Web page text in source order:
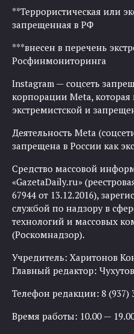
**Террористическая или
запрещенная в РФ
***внесен в перечень
Росфинмониторинга
Instagram — соцсеть
корпорации Meta, которая
экстремистской и
Деятельность Meta
запрещена в России как
Средство массовой
«GazetaDaily.ru»
67944 от 13.12.2016),
службой по надзору в
технологий и массовых
(Роскомнадзор).
Учредитель: Харитонов
Главный редактор:
Телефон редакции: 8 (937)
Время работы: 10.00 —